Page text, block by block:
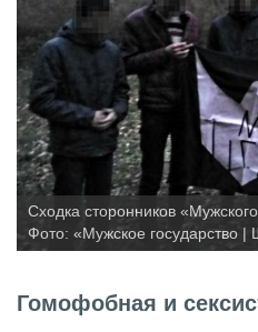
Сходка сторонников
Фото: «Мужское государство |
Гомофобная и